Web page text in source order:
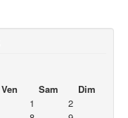
Ven Sam
Dim
1
2